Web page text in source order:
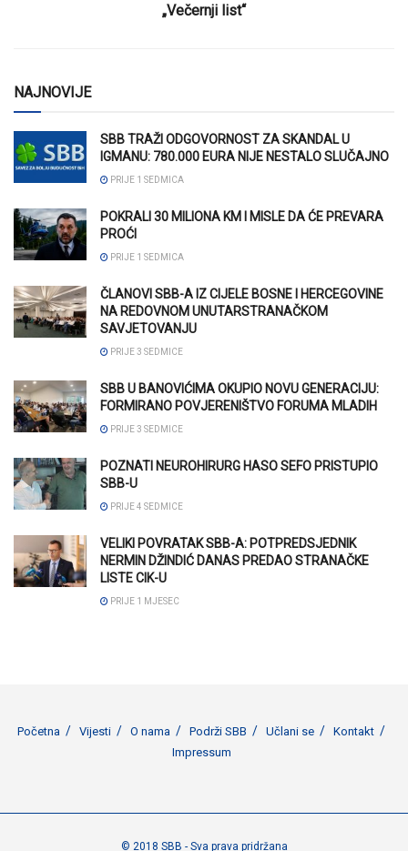
„Večernji list“
NAJNOVIJE
SBB TRAŽI ODGOVORNOST ZA SKANDAL U
IGMANU: 780.000 EURA NIJE NESTALO SLUČAJNO
PRIJE 1 SEDMICA
POKRALI 30 MILIONA KM I MISLE DA ĆE PREVARA
PROĆI
PRIJE 1 SEDMICA
ČLANOVI SBB-A IZ CIJELE BOSNE I HERCEGOVINE
NA REDOVNOM UNUTARSTRANAČKOM
SAVJETOVANJU
PRIJE 3 SEDMICE
SBB U BANOVIĆIMA OKUPIO NOVU GENERACIJU:
FORMIRANO POVJERENIŠTVO FORUMA MLADIH
PRIJE 3 SEDMICE
POZNATI NEUROHIRURG HASO SEFO PRISTUPIO
SBB-U
PRIJE 4 SEDMICE
VELIKI POVRATAK SBB-A: POTPREDSJEDNIK
NERMIN DŽINDIĆ DANAS PREDAO STRANAČKE
LISTE CIK-U
PRIJE 1 MJESEC
Početna Vijesti O nama Podrži SBB Učlani se
Kontakt
Impressum
© 2018 SBB - Sva prava pridržana